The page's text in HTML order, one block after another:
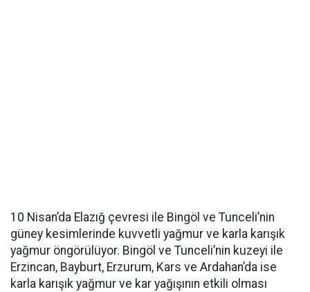
10 Nisan’da Elazığ çevresi ile Bingöl ve Tunceli’nin
güney kesimlerinde kuvvetli yağmur ve karla karışık
yağmur öngörülüyor. Bingöl ve Tunceli’nin kuzeyi ile
Erzincan, Bayburt, Erzurum, Kars ve Ardahan’da ise
karla karışık yağmur ve kar yağışının etkili olması